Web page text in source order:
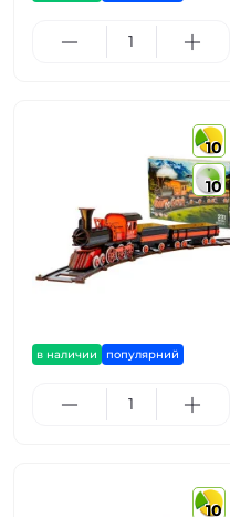
10
10
в наличии популярний
10